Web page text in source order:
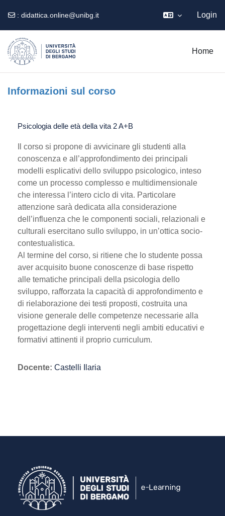
: didattica.online@unibg.it Login
Home
Informazioni sul corso
Psicologia delle età della vita 2 A+B
Il corso si propone di avvicinare gli studenti alla
conoscenza e all’approfondimento dei principali
modelli esplicativi dello sviluppo psicologico, inteso
come un processo complesso e multidimensionale
che interessa l’intero ciclo di vita. Particolare
attenzione sarà dedicata alla considerazione
dell’influenza che le componenti sociali, relazionali e
culturali esercitano sullo sviluppo, in un’ottica socio-
contestualistica.
Al termine del corso, si ritiene che lo studente possa
aver acquisito buone conoscenze di base rispetto
alle tematiche principali della psicologia dello
sviluppo, rafforzata la capacità di approfondimento e
di rielaborazione dei testi proposti, costruita una
visione generale delle competenze necessarie alla
progettazione degli interventi negli ambiti educativi e
formativi attinenti il proprio curriculum.
Docente: Castelli Ilaria